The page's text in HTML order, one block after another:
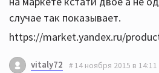
случае так показывает.
https://market.yandex.ru/
vitaly72 14 ноября 2015 в 14:11